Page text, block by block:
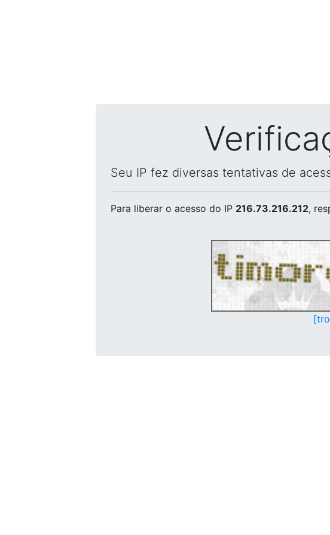
Seu IP fez diversas tentativas de
Para liberar o acesso do IP 216.73.216.212,